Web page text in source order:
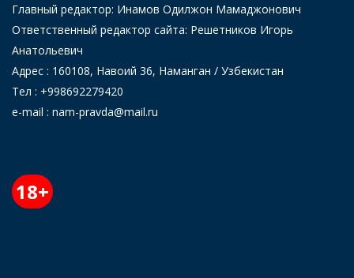
Главный редактор: Инамов Одилжон Мамаджонович
Ответственный редактор сайта: Решетников Игорь
Анатольевич
Адрес : 160108, Навоий 36, Наманган / Узбекистан
Тел : +998692279420
e-mail : nam-pravda@mail.ru
18+